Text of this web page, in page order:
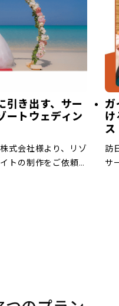
引き出す、サー
ートウェディン
式会社様より、リゾ
トの制作をご依頼
ガ
け
訪
サ